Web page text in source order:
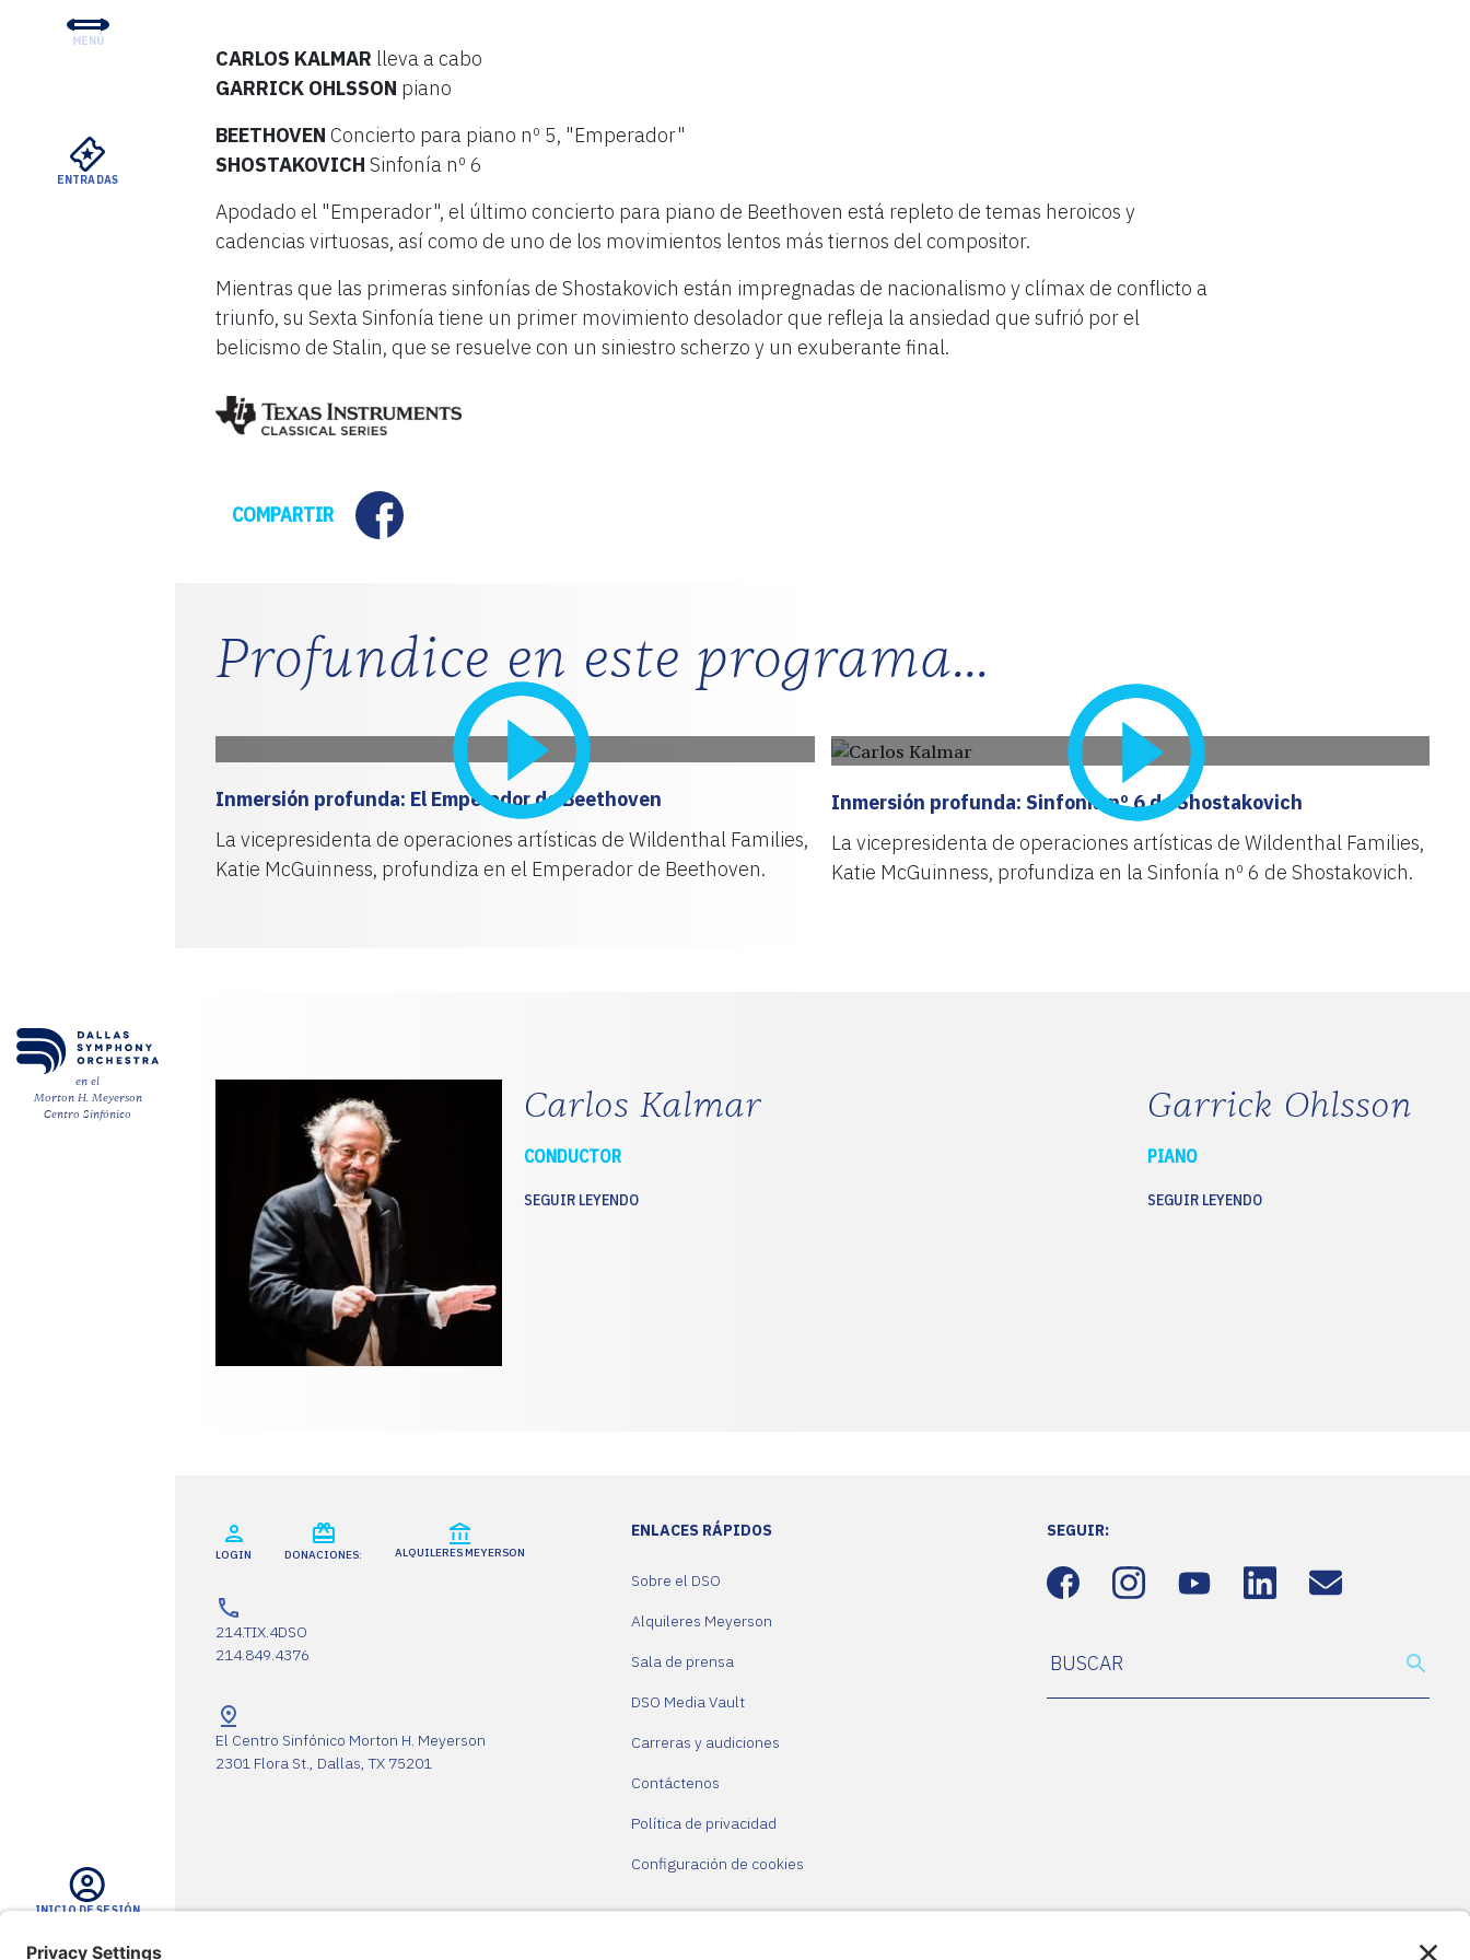
MENÚ
ENTRADAS
en el
Morton H. Meyerson
Centro Sinfónico
INICIO DE SESIÓN
CONCIERTOS Y ENTRADAS
APOYO
SU VISITA
SOBRE EL DSO
ALQUILERES MEYERSON
14 - 17 de octubre de 2021
CARLOS KALMAR lleva a cabo
GARRICK OHLSSON piano
BEETHOVEN Concierto para piano nº 5, "Emperador"
SHOSTAKOVICH Sinfonía nº 6
Apodado el "Emperador", el último concierto para piano de Beethoven está repleto de temas heroicos y
cadencias virtuosas, así como de uno de los movimientos lentos más tiernos del compositor.
Mientras que las primeras sinfonías de Shostakovich están impregnadas de nacionalismo y clímax de conflicto a
triunfo, su Sexta Sinfonía tiene un primer movimiento desolador que refleja la ansiedad que sufrió por el
belicismo de Stalin, que se resuelve con un siniestro scherzo y un exuberante final.
COMPARTIR Facebook
Profundice en este programa...
Inmersión profunda: El Emperador de Beethoven
La vicepresidenta de operaciones artísticas de Wildenthal Families,
Katie McGuinness, profundiza en el Emperador de Beethoven.
Inmersión profunda: Sinfonía nº 6 de Shostakovich
La vicepresidenta de operaciones artísticas de Wildenthal Families,
Katie McGuinness, profundiza en la Sinfonía nº 6 de Shostakovich.
Carlos Kalmar
CONDUCTOR
SEGUIR LEYENDO
Garrick Ohlsson
PIANO
SEGUIR LEYENDO
LOGIN DONACIONES: ALQUILERES MEYERSON
214.TIX.4DSO
214.849.4376
El Centro Sinfónico Morton H. Meyerson
2301 Flora St., Dallas, TX 75201
ENLACES RÁPIDOS
Sobre el DSO
Alquileres Meyerson
Sala de prensa
DSO Media Vault
Carreras y audiciones
Contáctenos
Política de privacidad
Configuración de cookies
SEGUIR: